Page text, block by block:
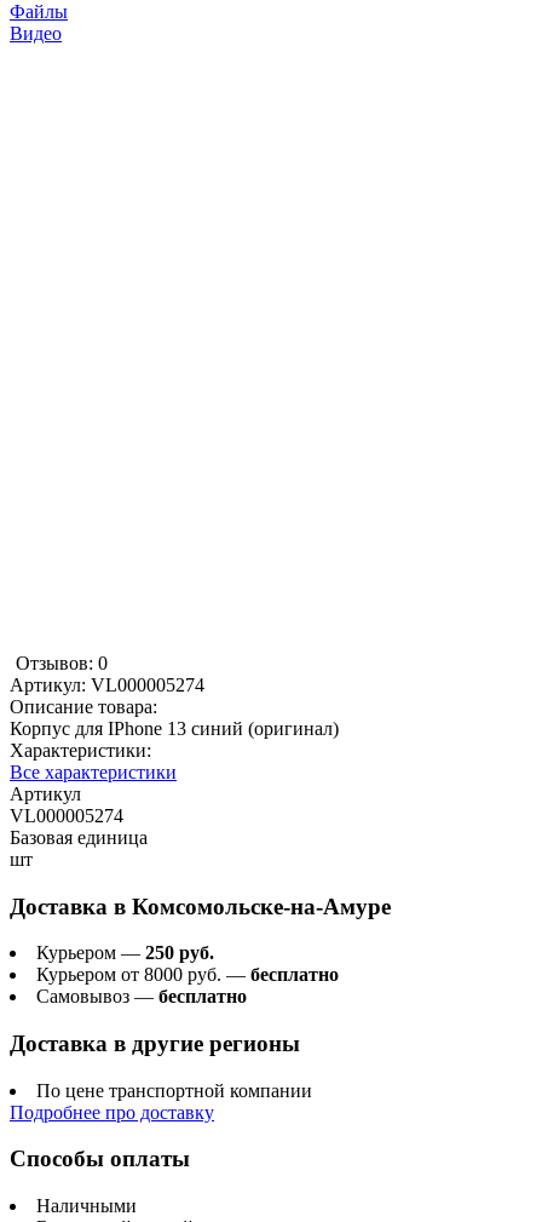
Файлы
Видео
Отзывов: 0
Артикул: VL000005274
Описание товара:
Корпус для IPhone 13 синий (оригинал)
Характеристики:
Все характеристики
Артикул
VL000005274
Базовая единица
шт
Доставка в Комсомольске-на-Амуре
Курьером — 250 руб.
Курьером от 8000 руб. — бесплатно
Самовывоз — бесплатно
Доставка в другие регионы
По цене транспортной компании
Подробнее про доставку
Способы оплаты
Наличными